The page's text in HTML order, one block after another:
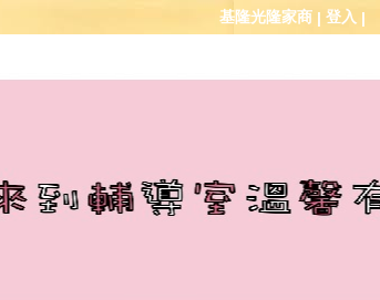
基隆光隆家商 | 登入 |